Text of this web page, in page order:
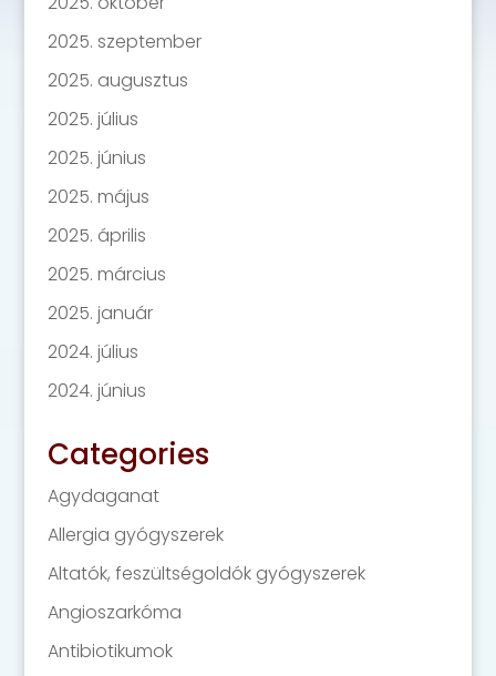
2025. szeptember
2025. augusztus
2025. július
2025. június
2025. május
2025. április
2025. március
2025. január
2024. július
2024. június
Categories
Agydaganat
Allergia gyógyszerek
Altatók, feszültségoldók gyógyszerek
Angioszarkóma
Antibiotikumok